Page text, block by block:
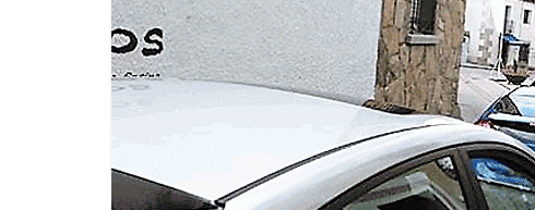
Industria Movilidad
GM reafirma su
compromiso
más segura y